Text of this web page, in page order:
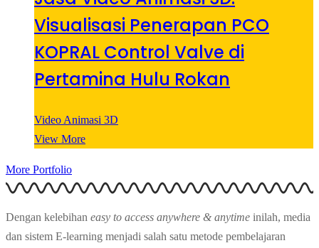
Visualisasi Penerapan PCO
KOPRAL Control Valve di
Pertamina Hulu Rokan
Video Animasi 3D
View More
More Portfolio
Dengan kelebihan easy to access anywhere & anytime inilah, media
dan sistem E-learning menjadi salah satu metode pembelajaran